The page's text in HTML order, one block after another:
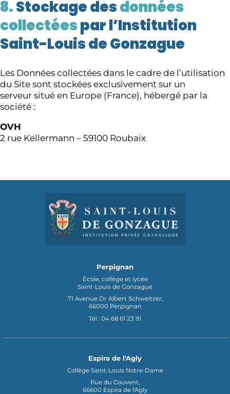
8.Stockage desdonnées
collectéespar l’Institution
Saint-Louis de Gonzague
Les Données collectées dans le cadre de l’utilisation
du Site sont stockées exclusivement sur un
serveur situé en Europe (France), hébergé par la
société :
OVH
2 rue Kellermann – 59100 Roubaix
Perpignan
École, collège et lycée
Saint-Louis de Gonzague
71 Avenue Dr Albert Schweitzer,
66000 Perpignan
Tél : 04 68 61 23 91
Espira de l'Agly
Collège Saint-Louis Notre-Dame
Rue du Couvent,
66600 Espira de l'Agly